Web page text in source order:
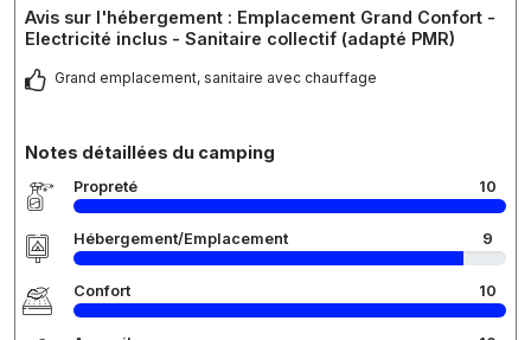
Avis sur l'hébergement : Emplacement Grand Confort -
Electricité inclus - Sanitaire collectif (adapté PMR)
Grand emplacement, sanitaire avec chauffage
Notes détaillées du camping
Propreté 10
Hébergement/Emplacement 9
Confort 10